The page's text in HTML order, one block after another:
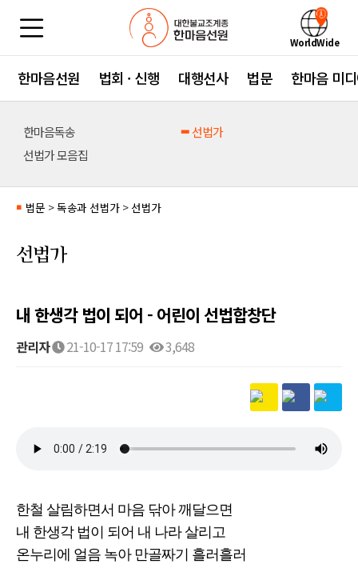
WorldWide
한마음선원 법회 · 신행 대행선사 법문 한마음 미
한마음독송
선법가
선법가 모음집
■ 법문 >독송과 선법가>선법가
선법가
내 한생각 법이 되어 - 어린이 선법합창단
관리자 21-10-17 17:59 3,648
한철 살림하면서 마음 닦아 깨달으면
내 한생각 법이 되어 내 나라 살리고
온누리에 얼음 녹아 만골짜기 흘러흘러